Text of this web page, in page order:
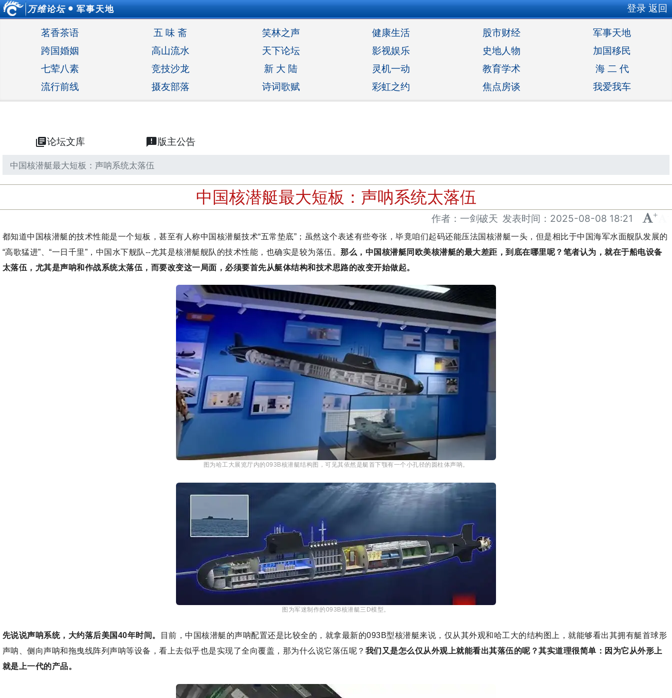
万维论坛 ● 军事天地 登录 返回
茗香茶语 五 味 斋 笑林之声 健康生活 股市财经
军事天地
跨国婚姻
高山流水 天下论坛 影视娱乐 史地人物
加国移民
七荤八素
竞技沙龙 新 大 陆 灵机一动 教育学术
海 二 代
流行前线
摄友部落 诗词歌赋 彩虹之约 焦点房谈 我爱我车
library_books论坛文库 announcement版主公告
中国核潜艇最大短板：声呐系统太落伍
中国核潜艇最大短板：声呐系统太落伍
作者：一剑破天 发表时间： 2025-08-08 18:21 +
都知道中国核潜艇的技术性能是一个短板，甚至有人称中国核潜艇技术“五常垫底”；虽然这个表述有些夸张，毕竟咱们起码还能压法国核潜艇一头，但是相比于中国海军水面舰队发展的
“高歌猛进”、“一日千里”，中国水下舰队--尤其是核潜艇舰队的技术性能，也确实是较为落伍。那么，中国核潜艇同欧美核潜艇的最大差距，到底在哪里呢？笔者认为，就在于船电设备
太落伍，尤其是声呐和作战系统太落伍，而要改变这一局面，必须要首先从艇体结构和技术思路的改变开始做起。
图为哈工大展览厅内的093B核潜艇结构图，可见其依然是艇首下颚有一个小孔径的圆柱体声呐。
图为军迷制作的093B核潜艇三D模型。
先说说声呐系统，大约落后美国40年时间。 目前，中国核潜艇的声呐配置还是比较全的，就拿最新的093B型核潜艇来说，仅从其外观和哈工大的结构图上，就能够看出其拥有艇首球形
声呐、侧向声呐和拖曳线阵列声呐等设备，看上去似乎也是实现了全向覆盖，那为什么说它落伍呢？ 我们又是怎么仅从外观上就能看出其落伍的呢？其实道理很简单：因为它从外形上
就是上一代的产品。